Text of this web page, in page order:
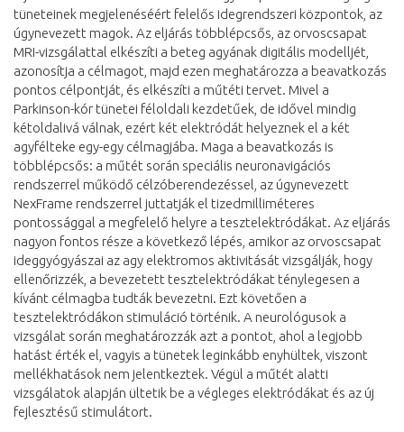
tüneteinek megjelenéséért felelős idegrendszeri központok, az
úgynevezett magok. Az eljárás többlépcsős, az orvoscsapat
MRI-vizsgálattal elkészíti a beteg agyának digitális modelljét,
azonosítja a célmagot, majd ezen meghatározza a beavatkozás
pontos célpontját, és elkészíti a műtéti tervet. Mivel a
Parkinson-kór tünetei féloldali kezdetűek, de idővel mindig
kétoldalivá válnak, ezért két elektródát helyeznek el a két
agyfélteke egy-egy célmagjába. Maga a beavatkozás is
többlépcsős: a műtét során speciális neuronavigációs
rendszerrel működő célzóberendezéssel, az úgynevezett
NexFrame rendszerrel juttatják el tizedmilliméteres
pontossággal a megfelelő helyre a tesztelektródákat. Az eljárás
nagyon fontos része a következő lépés, amikor az orvoscsapat
ideggyógyászai az agy elektromos aktivitását vizsgálják, hogy
ellenőrizzék, a bevezetett tesztelektródákat ténylegesen a
kívánt célmagba tudták bevezetni. Ezt követően a
tesztelektródákon stimuláció történik. A neurológusok a
vizsgálat során meghatározzák azt a pontot, ahol a legjobb
hatást érték el, vagyis a tünetek leginkább enyhültek, viszont
mellékhatások nem jelentkeztek. Végül a műtét alatti
vizsgálatok alapján ültetik be a végleges elektródákat és az új
fejlesztésű stimulátort.